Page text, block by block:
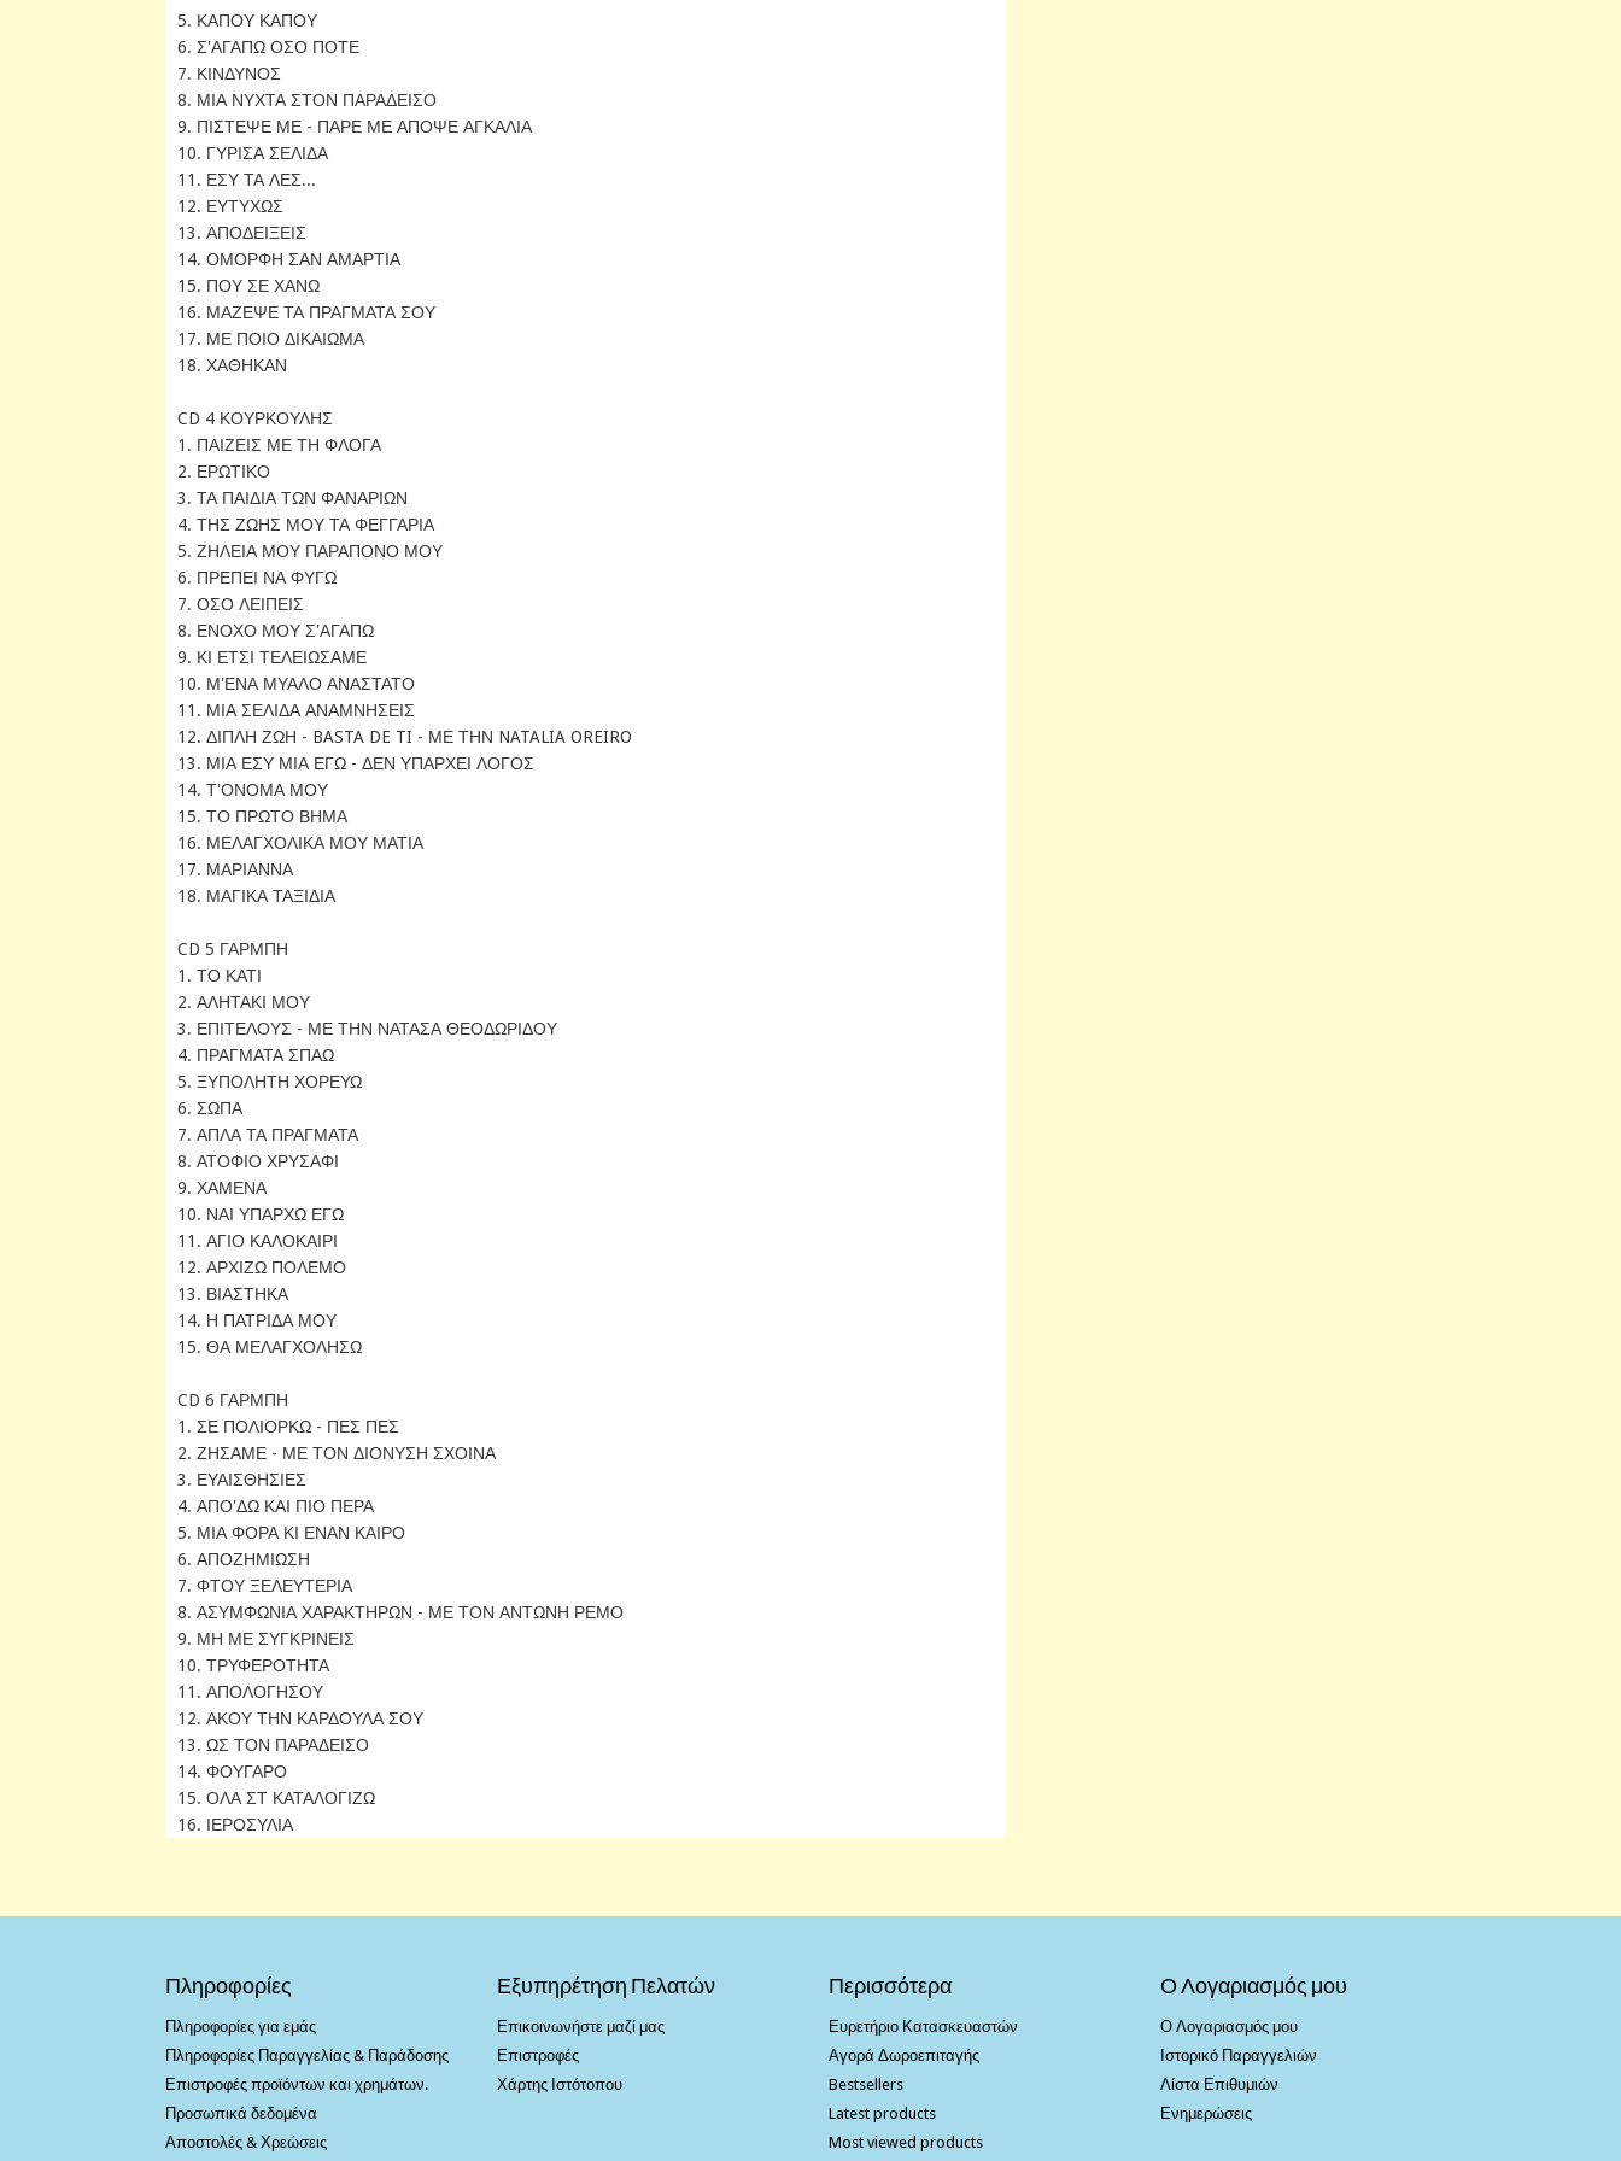
5. ΚΑΠΟΥ ΚΑΠΟΥ
6. Σ'ΑΓΑΠΩ ΟΣΟ ΠΟΤΕ
7. ΚΙΝΔΥΝΟΣ
8. ΜΙΑ ΝΥΧΤΑ ΣΤΟΝ ΠΑΡΑΔΕΙΣΟ
9. ΠΙΣΤΕΨΕ ΜΕ - ΠΑΡΕ ΜΕ ΑΠΟΨΕ ΑΓΚΑΛΙΑ
10. ΓΥΡΙΣΑ ΣΕΛΙΔΑ
11. ΕΣΥ ΤΑ ΛΕΣ...
12. ΕΥΤΥΧΩΣ
13. ΑΠΟΔΕΙΞΕΙΣ
14. ΟΜΟΡΦΗ ΣΑΝ ΑΜΑΡΤΙΑ
15. ΠΟΥ ΣΕ ΧΑΝΩ
16. ΜΑΖΕΨΕ ΤΑ ΠΡΑΓΜΑΤΑ ΣΟΥ
17. ΜΕ ΠΟΙΟ ΔΙΚΑΙΩΜΑ
18. ΧΑΘΗΚΑΝ
CD 4 ΚΟΥΡΚΟΥΛΗΣ
1. ΠΑΙΖΕΙΣ ΜΕ ΤΗ ΦΛΟΓΑ
2. ΕΡΩΤΙΚΟ
3. ΤΑ ΠΑΙΔΙΑ ΤΩΝ ΦΑΝΑΡΙΩΝ
4. ΤΗΣ ΖΩΗΣ ΜΟΥ ΤΑ ΦΕΓΓΑΡΙΑ
5. ΖΗΛΕΙΑ ΜΟΥ ΠΑΡΑΠΟΝΟ ΜΟΥ
6. ΠΡΕΠΕΙ ΝΑ ΦΥΓΩ
7. ΟΣΟ ΛΕΙΠΕΙΣ
8. ΕΝΟΧΟ ΜΟΥ Σ'ΑΓΑΠΩ
9. ΚΙ ΕΤΣΙ ΤΕΛΕΙΩΣΑΜΕ
10. Μ'ΕΝΑ ΜΥΑΛΟ ΑΝΑΣΤΑΤΟ
11. ΜΙΑ ΣΕΛΙΔΑ ΑΝΑΜΝΗΣΕΙΣ
12. ΔΙΠΛΗ ΖΩΗ - BASTA DE TI - ΜΕ ΤΗΝ NATALIA OREIRO
13. ΜΙΑ ΕΣΥ ΜΙΑ ΕΓΩ - ΔΕΝ ΥΠΑΡΧΕΙ ΛΟΓΟΣ
14. Τ'ΟΝΟΜΑ ΜΟΥ
15. ΤΟ ΠΡΩΤΟ ΒΗΜΑ
16. ΜΕΛΑΓΧΟΛΙΚΑ ΜΟΥ ΜΑΤΙΑ
17. ΜΑΡΙΑΝΝΑ
18. ΜΑΓΙΚΑ ΤΑΞΙΔΙΑ
CD 5 ΓΑΡΜΠΗ
1. ΤΟ ΚΑΤΙ
2. ΑΛΗΤΑΚΙ ΜΟΥ
3. ΕΠΙΤΕΛΟΥΣ - ΜΕ ΤΗΝ ΝΑΤΑΣΑ ΘΕΟΔΩΡΙΔΟΥ
4. ΠΡΑΓΜΑΤΑ ΣΠΑΩ
5. ΞΥΠΟΛΗΤΗ ΧΟΡΕΥΩ
6. ΣΩΠΑ
7. ΑΠΛΑ ΤΑ ΠΡΑΓΜΑΤΑ
8. ΑΤΟΦΙΟ ΧΡΥΣΑΦΙ
9. ΧΑΜΕΝΑ
10. ΝΑΙ ΥΠΑΡΧΩ ΕΓΩ
11. ΑΓΙΟ ΚΑΛΟΚΑΙΡΙ
12. ΑΡΧΙΖΩ ΠΟΛΕΜΟ
13. ΒΙΑΣΤΗΚΑ
14. Η ΠΑΤΡΙΔΑ ΜΟΥ
15. ΘΑ ΜΕΛΑΓΧΟΛΗΣΩ
CD 6 ΓΑΡΜΠΗ
1. ΣΕ ΠΟΛΙΟΡΚΩ - ΠΕΣ ΠΕΣ
2. ΖΗΣΑΜΕ - ΜΕ ΤΟΝ ΔΙΟΝΥΣΗ ΣΧΟΙΝΑ
3. ΕΥΑΙΣΘΗΣΙΕΣ
4. ΑΠΟ'ΔΩ ΚΑΙ ΠΙΟ ΠΕΡΑ
5. ΜΙΑ ΦΟΡΑ ΚΙ ΕΝΑΝ ΚΑΙΡΟ
6. ΑΠΟΖΗΜΙΩΣΗ
7. ΦΤΟΥ ΞΕΛΕΥΤΕΡΙΑ
8. ΑΣΥΜΦΩΝΙΑ ΧΑΡΑΚΤΗΡΩΝ - ΜΕ ΤΟΝ ΑΝΤΩΝΗ ΡΕΜΟ
9. ΜΗ ΜΕ ΣΥΓΚΡΙΝΕΙΣ
10. ΤΡΥΦΕΡΟΤΗΤΑ
11. ΑΠΟΛΟΓΗΣΟΥ
12. ΑΚΟΥ ΤΗΝ ΚΑΡΔΟΥΛΑ ΣΟΥ
13. ΩΣ ΤΟΝ ΠΑΡΑΔΕΙΣΟ
14. ΦΟΥΓΑΡΟ
15. ΟΛΑ ΣΤ ΚΑΤΑΛΟΓΙΖΩ
16. ΙΕΡΟΣΥΛΙΑ
Πληροφορίες
Πληροφορίες για εμάς
Πληροφορίες Παραγγελίας & Παράδοσης
Επιστροφές προϊόντων και χρημάτων.
Προσωπικά δεδομένα
Αποστολές & Χρεώσεις
Εξυπηρέτηση Πελατών
Επικοινωνήστε μαζί μας
Επιστροφές
Χάρτης Ιστότοπου
Περισσότερα
Ευρετήριο Κατασκευαστών
Αγορά Δωροεπιταγής
Bestsellers
Latest products
Most viewed products
Ο Λογαριασμός μου
Ο Λογαριασμός μου
Ιστορικό Παραγγελιών
Λίστα Επιθυμιών
Ενημερώσεις